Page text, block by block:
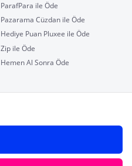
ParafPara ile Öde
Pazarama Cüzdan ile Öde
Hediye Puan Pluxee ile Öde
Zip ile Öde
Hemen Al Sonra Öde